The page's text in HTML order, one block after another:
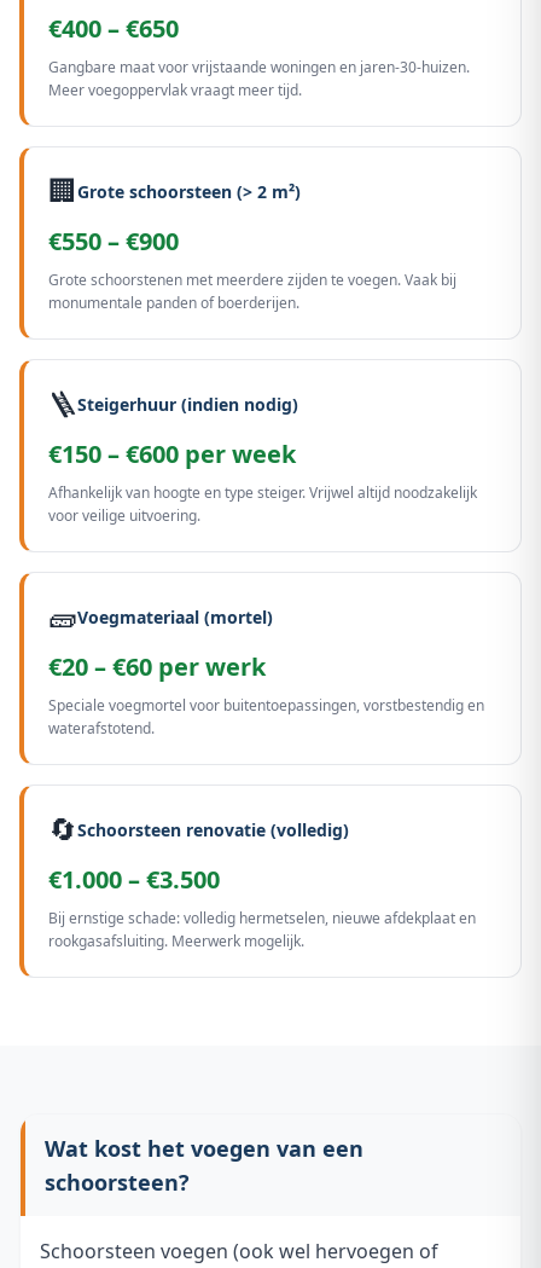
€400 – €650
Gangbare maat voor vrijstaande woningen en jaren-30-huizen.
Meer voegoppervlak vraagt meer tijd.
🏢Grote schoorsteen (> 2 m²)
€550 – €900
Grote schoorstenen met meerdere zijden te voegen. Vaak bij
monumentale panden of boerderijen.
🪜Steigerhuur (indien nodig)
€150 – €600 per week
Afhankelijk van hoogte en type steiger. Vrijwel altijd noodzakelijk
voor veilige uitvoering.
🧱Voegmateriaal (mortel)
€20 – €60 per werk
Speciale voegmortel voor buitentoepassingen, vorstbestendig en
waterafstotend.
🔄Schoorsteen renovatie (volledig)
€1.000 – €3.500
Bij ernstige schade: volledig hermetselen, nieuwe afdekplaat en
rookgasafsluiting. Meerwerk mogelijk.
Wat kost het voegen van een
schoorsteen?
Schoorsteen voegen (ook wel hervoegen of